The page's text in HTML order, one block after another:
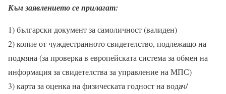
Към заявлението се прилагат:
1) български документ за самоличност (валиден)
2) копие от чуждестранното свидетелство, подлежащо на
подмяна (за проверка в европейската система за обмен на
информация за свидетелства за управление на МПС)
3) карта за оценка на физическата годност на водач/